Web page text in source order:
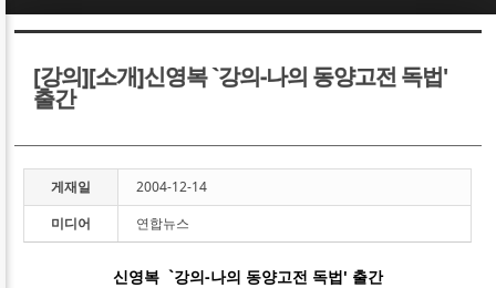
[강의][소개]신영복 `강의-나의 동양고전 독법'
출간
게재일
2004-12-14
미디어
연합뉴스
신영복 `강의-나의 동양고전 독법' 출간
Sketchbook5, 스케치북5
Sketchbook5, 스케치북5
Sketchbook5, 스케치북5
Sketchbook5, 스케치북5